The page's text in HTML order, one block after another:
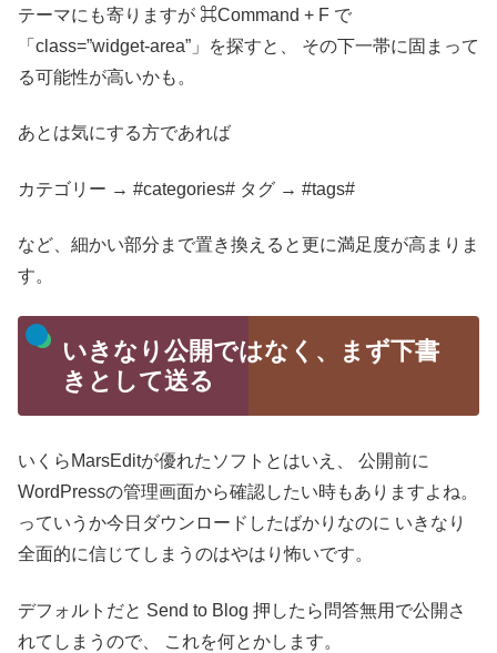
テーマにも寄りますが ⌘Command + F で
「class=”widget-area”」を探すと、
その下一帯に固まって
る可能性が高いかも。
あとは気にする方であれば
カテゴリー → #categories# タグ → #tags#
など、細かい部分まで置き換えると更に満足度が高まりま
す。
いきなり公開ではなく、まず下書
きとして送る
いくらMarsEditが優れたソフトとはいえ、
公開前に
WordPressの管理画面から確認したい時もありますよね。
っていうか今日ダウンロードしたばかりなのに いきなり
全面的に信じてしまうのはやはり怖いです。
デフォルトだと Send to Blog 押したら問答無用で公開さ
れてしまうので、
これを何とかします。